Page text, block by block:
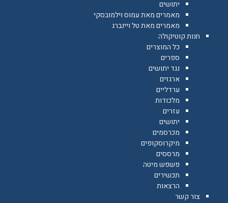
יתושים
מאמרים מאת עמוס וילמובסקי
מאמרים מאת טל ויינברג
חנות קוטיקולה
כל המוצרים
ספרים
נגד יתושים
ארגזים
ערדליים
מלכודות
עזרים
יתושים
מכרסמים
מיקרוסקופים
מרססים
פשפש מיטה
תכשירים
הרצאות
צור קשר